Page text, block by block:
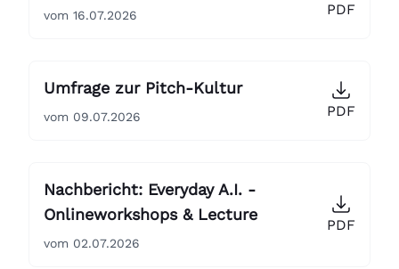
vom 16.07.2026 PDF
Umfrage zur Pitch-Kultur
vom 09.07.2026 PDF
Nachbericht: Everyday A.I. -
Onlineworkshops & Lecture
vom 02.07.2026
PDF